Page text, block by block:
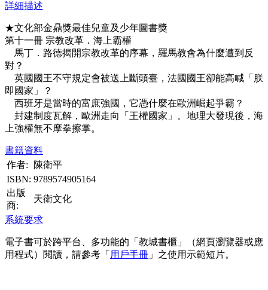
詳細描述
★文化部金鼎獎最佳兒童及少年圖書獎
第十一冊 宗教改革．海上霸權
馬丁．路德揭開宗教改革的序幕，羅馬教會為什麼遭到反
對？
英國國王不守規定會被送上斷頭臺，法國國王卻能高喊「朕
即國家」？
西班牙是當時的富庶強國，它憑什麼在歐洲崛起爭霸？
封建制度瓦解，歐洲走向「王權國家」。地理大發現後，海
上強權無不摩拳擦掌。
書籍資料
作者:
陳衛平
ISBN: 9789574905164
出版
商:
天衛文化
系統要求
電子書可於跨平台、多功能的「教城書櫃」（網頁瀏覽器或應
用程式）閱讀，請參考「 用戶手冊 」之使用示範短片。